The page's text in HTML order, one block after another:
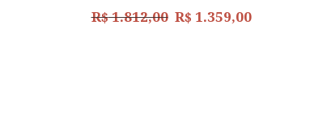
R$1.812,00 R$ 1.359,00